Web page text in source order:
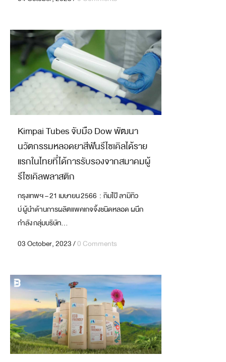
Kimpai Tubes จับมือ Dow พัฒนา
นวัตกรรมหลอดยาสีฟันรีไซเคิลได้ราย
แรกในไทยที่ได้การรับรองจากสมาคมผู้
รีไซเคิลพลาสติก
กรุงเทพฯ – 21 เมษายน 2566 : กิมไป๊ ลามิทิว
บ์ ผู้นำด้านการผลิตแพคเกจจิ้งชนิดหลอด ผนึก
กำลัง กลุ่มบริษัท...
03 October, 2023/0 Comments